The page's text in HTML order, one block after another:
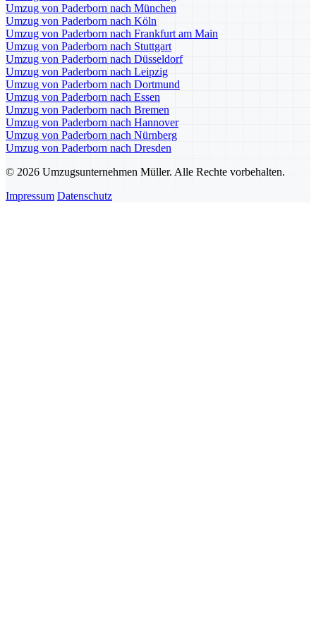
Umzug von Paderborn nach München
Umzug von Paderborn nach Köln
Umzug von Paderborn nach Frankfurt am Main
Umzug von Paderborn nach Stuttgart
Umzug von Paderborn nach Düsseldorf
Umzug von Paderborn nach Leipzig
Umzug von Paderborn nach Dortmund
Umzug von Paderborn nach Essen
Umzug von Paderborn nach Bremen
Umzug von Paderborn nach Hannover
Umzug von Paderborn nach Nürnberg
Umzug von Paderborn nach Dresden
© 2026 Umzugsunternehmen Müller. Alle Rechte vorbehalten.
Impressum Datenschutz